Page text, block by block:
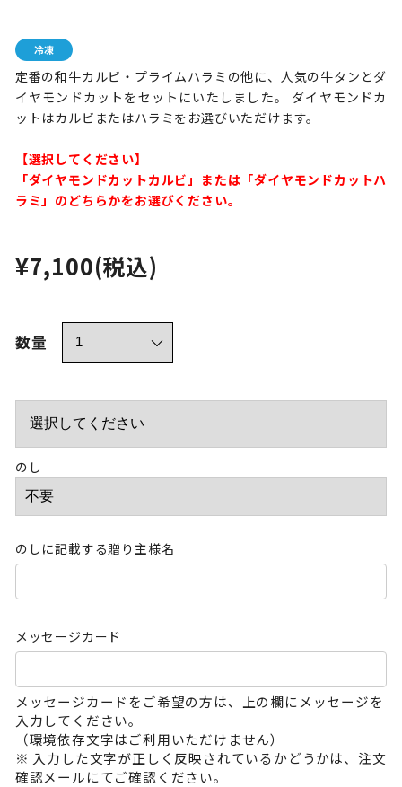
定番の和牛カルビ・プライムハラミの他に、人気の牛タンとダ
イヤモンドカットをセットにいたしました。 ダイヤモンドカ
ットはカルビまたはハラミをお選びいただけます。
【選択してください】
「ダイヤモンドカットカルビ」または「ダイヤモンドカットハ
ラミ」のどちらかをお選びください。
¥7,100(税込)
数量
のし
のしに記載する贈り主様名
メッセージカード
メッセージカードをご希望の方は、上の欄にメッセージを
入力してください。
（環境依存文字はご利用いただけません）
※ 入力した文字が正しく反映されているかどうかは、注文
確認メールにてご確認ください。